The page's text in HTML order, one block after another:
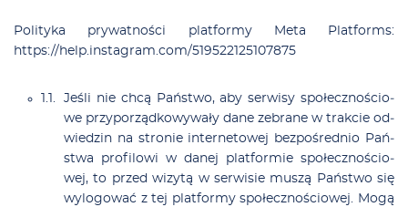
Po­li­ty­ka pry­wat­no­ści plat­for­my Me­ta Plat­forms:
https://help.in­sta­gram.co­m/519522125107875
Je­śli nie chcą Pań­stwo, aby ser­wi­sy spo­łecz­no­ścio­
we przy­po­rząd­ko­wy­wa­ły da­ne ze­bra­ne w trak­cie od­
wie­dzin na stro­nie in­ter­ne­to­wej bez­po­śred­nio Pań­
stwa pro­fi­lo­wi w da­nej plat­for­mie spo­łecz­no­ścio­
wej, to przed wi­zy­tą w ser­wi­sie mu­szą Pań­stwo się
wy­lo­go­wać z tej plat­for­my spo­łecz­no­ścio­wej. Mo­gą